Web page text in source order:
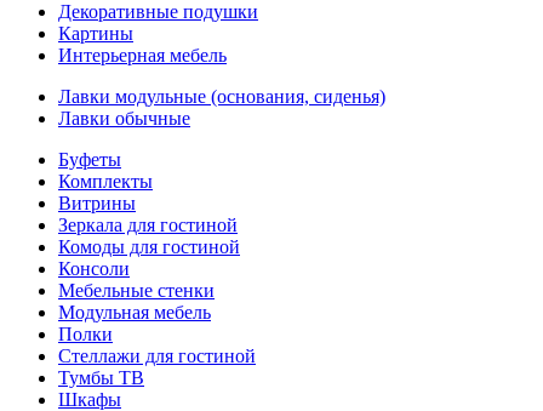
Декоративные подушки
Картины
Интерьерная мебель
Лавки модульные (основания, сиденья)
Лавки обычные
Буфеты
Комплекты
Витрины
Зеркала для гостиной
Комоды для гостиной
Консоли
Мебельные стенки
Модульная мебель
Полки
Стеллажи для гостиной
Тумбы ТВ
Шкафы